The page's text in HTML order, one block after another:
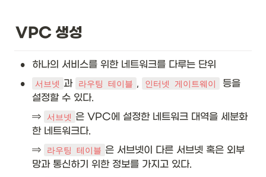
VPC 생성
• 하나의 서비스를 위한 네트워크를 다루는 단위
• 서브넷 과 라우팅 테이블 , 인터넷 게이트웨이
등을
설정할 수 있다.
⇒
서브넷 은 VPC에 설정한 네트워크 대역을 세분화
한 네트워크다.
⇒
라우팅 테이블 은 서브넷이 다른 서브넷 혹은 외부
망과 통신하기 위한 정보를 가지고 있다.